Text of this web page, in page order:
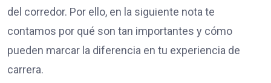
del corredor. Por ello, en la siguiente nota te
contamos por qué son tan importantes y cómo
pueden marcar la diferencia en tu experiencia de
carrera.